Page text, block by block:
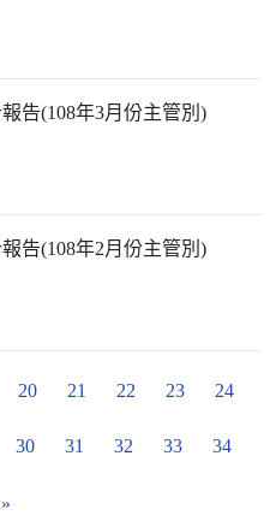
告(108年3月份主管別)
告(108年2月份主管別)
20 21 22 23 24
30 31 32 33 34
»